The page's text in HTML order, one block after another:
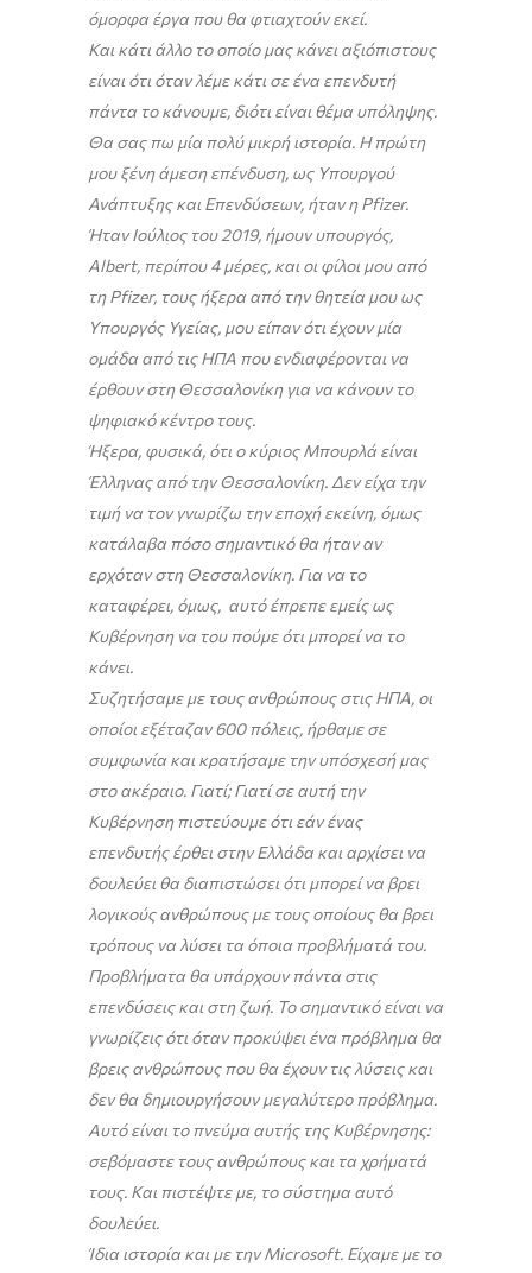
όμορφα έργα που θα φτιαχτούν εκεί.
Και κάτι άλλο το οποίο μας κάνει αξιόπιστους
είναι ότι όταν λέμε κάτι σε ένα επενδυτή
πάντα το κάνουμε, διότι είναι θέμα υπόληψης.
Θα σας πω μία πολύ μικρή ιστορία. Η πρώτη
μου ξένη άμεση επένδυση, ως Υπουργού
Ανάπτυξης και Επενδύσεων, ήταν η Pfizer.
Ήταν Ιούλιος του 2019, ήμουν υπουργός,
Albert, περίπου 4 μέρες, και οι φίλοι μου από
τη Pfizer, τους ήξερα από την θητεία μου ως
Υπουργός Υγείας, μου είπαν ότι έχουν μία
ομάδα από τις ΗΠΑ που ενδιαφέρονται να
έρθουν στη Θεσσαλονίκη για να κάνουν το
ψηφιακό κέντρο τους.
Ήξερα, φυσικά, ότι ο κύριος Μπουρλά είναι
Έλληνας από την Θεσσαλονίκη. Δεν είχα την
τιμή να τον γνωρίζω την εποχή εκείνη, όμως
κατάλαβα πόσο σημαντικό θα ήταν αν
ερχόταν στη Θεσσαλονίκη. Για να το
καταφέρει, όμως, αυτό έπρεπε εμείς ως
Κυβέρνηση να του πούμε ότι μπορεί να το
κάνει.
Συζητήσαμε με τους ανθρώπους στις ΗΠΑ, οι
οποίοι εξέταζαν 600 πόλεις, ήρθαμε σε
συμφωνία και κρατήσαμε την υπόσχεσή μας
στο ακέραιο. Γιατί; Γιατί σε αυτή την
Κυβέρνηση πιστεύουμε ότι εάν ένας
επενδυτής έρθει στην Ελλάδα και αρχίσει να
δουλεύει θα διαπιστώσει ότι μπορεί να βρει
λογικούς ανθρώπους με τους οποίους θα βρει
τρόπους να λύσει τα όποια προβλήματά του.
Προβλήματα θα υπάρχουν πάντα στις
επενδύσεις και στη ζωή. Το σημαντικό είναι να
γνωρίζεις ότι όταν προκύψει ένα πρόβλημα θα
βρεις ανθρώπους που θα έχουν τις λύσεις και
δεν θα δημιουργήσουν μεγαλύτερο πρόβλημα.
Αυτό είναι το πνεύμα αυτής της Κυβέρνησης:
σεβόμαστε τους ανθρώπους και τα χρήματά
τους. Και πιστέψτε με, το σύστημα αυτό
δουλεύει.
Ίδια ιστορία και με την Microsoft. Είχαμε με το